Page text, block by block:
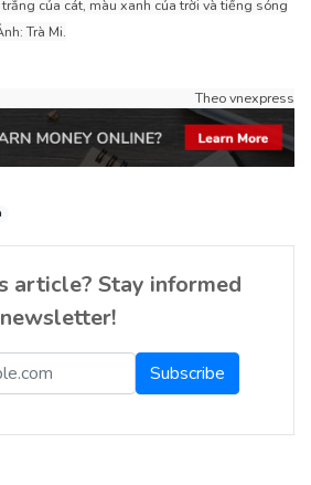
của cát, màu xanh của trời và tiếng sóng
Trà Mi.
Theo vnexpress
article? Stay informed